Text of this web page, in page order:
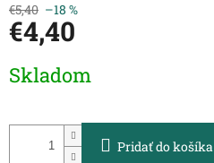
€5,40 –18 %
€4,40
cena:
Skladom
Pridať do košíka